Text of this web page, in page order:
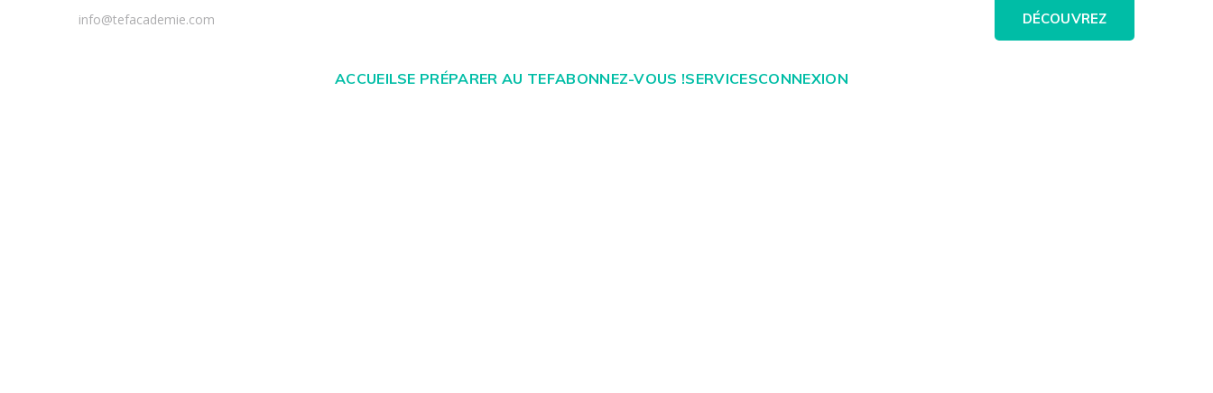
info@tefacademie.com DÉCOUVREZ
ACCUEILSE PRÉPARER AU TEFABONNEZ-VOUS !SERVICESCONNEXION